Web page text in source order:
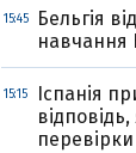
15:45
Бельгія
навчання
15:15
Іспанія
перевірки